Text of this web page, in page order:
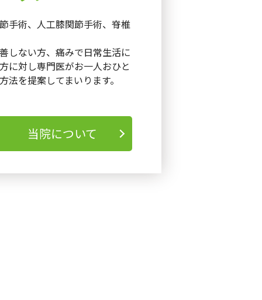
手術、人工膝関節手術、脊椎
しない方、痛みで日常生活に
に対し専門医がお一人おひと
を提案してまいります。
当院について